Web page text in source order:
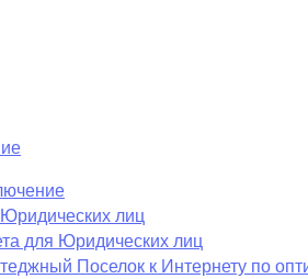
лиц
для Юридических лиц
Поселок к Интернету по